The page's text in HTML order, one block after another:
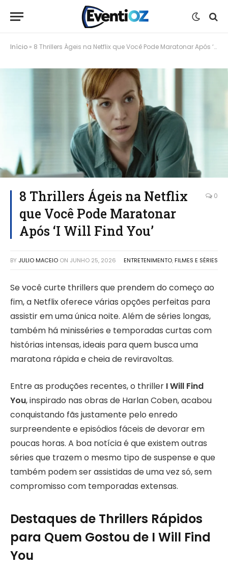
Início » 8 Thrillers Ágeis na Netflix que Você Pode Maratonar Após ‘I Will Find You’
8 Thrillers Ágeis na Netflix
que Você Pode Maratonar
Após ‘I Will Find You’
0
BY JULIO MACEIO ON JUNHO 25, 2026 ENTRETENIMENTO, FILMES E SÉRIES
Se você curte thrillers que prendem do começo ao
fim, a Netflix oferece várias opções perfeitas para
assistir em uma única noite. Além de séries longas,
também há minisséries e temporadas curtas com
histórias intensas, ideais para quem busca uma
maratona rápida e cheia de reviravoltas.
Entre as produções recentes, o thriller I Will Find
You, inspirado nas obras de Harlan Coben, acabou
conquistando fãs justamente pelo enredo
surpreendente e episódios fáceis de devorar em
poucas horas. A boa notícia é que existem outras
séries que trazem o mesmo tipo de suspense e que
também podem ser assistidas de uma vez só, sem
compromisso com temporadas extensas.
Destaques de Thrillers Rápidos
para Quem Gostou de I Will Find
You